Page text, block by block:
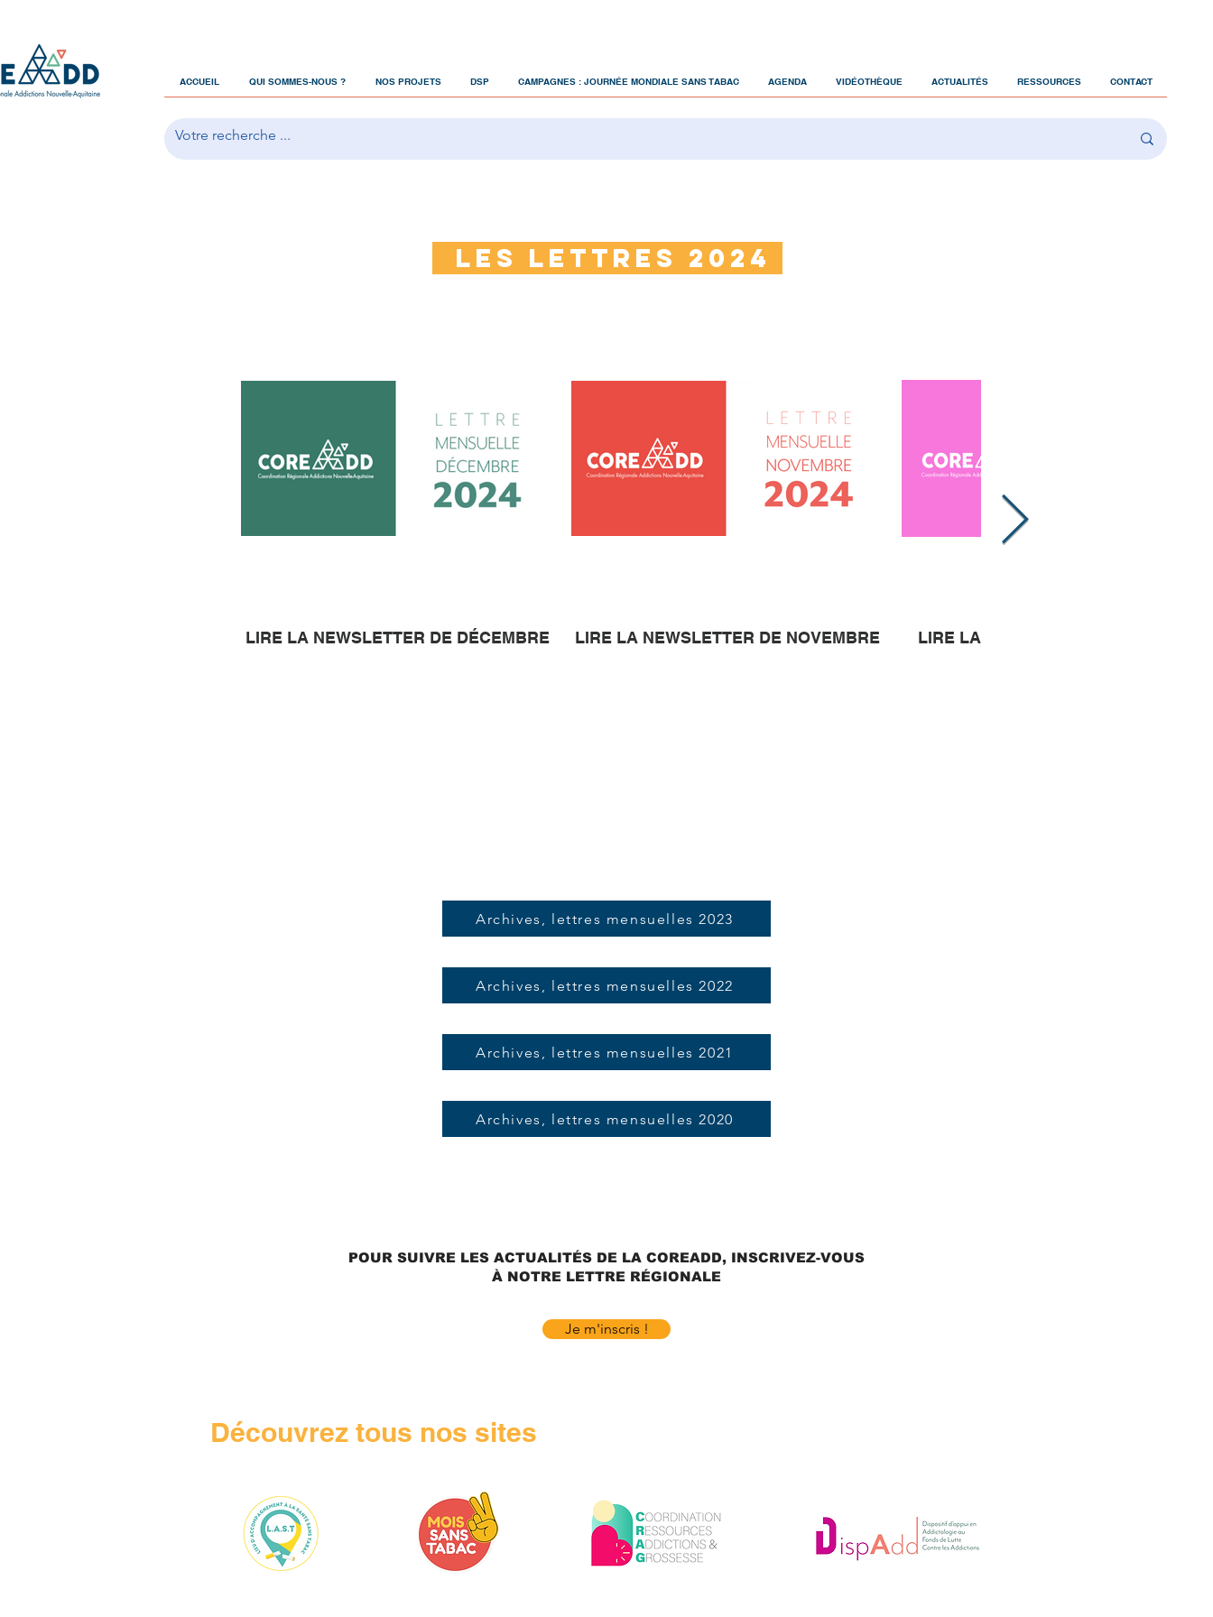
ACCUEIL QUI SOMMES-NOUS ? NOS PROJETS DSP CAMPAGNES : JOURNÉE MONDIALE SANS TABAC AGENDA VIDÉOTHÈQUE ACTUALITÉS RESSOURCES CONTACT
Les lettres 2024
LIRE LA NEWSLETTER DE DÉCEMBRE LIRE LA NEWSLETTER DE NOVEMBRE LIRE LA NEWSLETTER D'OCTOBRE
Archives, lettres mensuelles 2023
Archives, lettres mensuelles 2022
Archives, lettres mensuelles 2021
Archives, lettres mensuelles 2020
POUR SUIVRE LES ACTUALITÉS DE LA COREADD, INSCRIVEZ-VOUS
À NOTRE LETTRE RÉGIONALE
Je m'inscris !
Découvrez tous nos sites